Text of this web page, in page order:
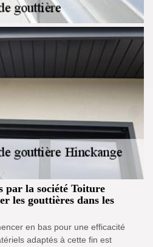
par la société Toiture
les gouttières dans les
en bas pour une efficacité
adaptés à cette fin est